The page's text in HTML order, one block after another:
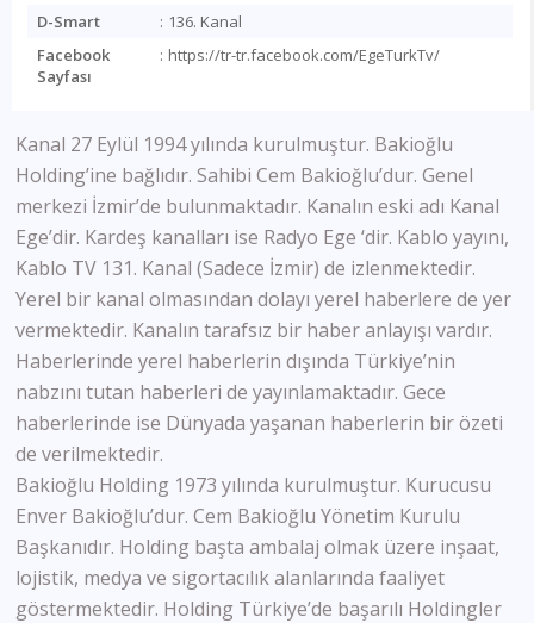
D-Smart
: 136. Kanal
Facebook
Sayfası
: https://tr-tr.facebook.com/EgeTurkTv/
Kanal 27 Eylül 1994 yılında kurulmuştur. Bakioğlu
Holding’ine bağlıdır. Sahibi Cem Bakioğlu’dur. Genel
merkezi İzmir’de bulunmaktadır. Kanalın eski adı Kanal
Ege’dir. Kardeş kanalları ise Radyo Ege ‘dir. Kablo yayını,
Kablo TV 131. Kanal (Sadece İzmir) de izlenmektedir.
Yerel bir kanal olmasından dolayı yerel haberlere de yer
vermektedir. Kanalın tarafsız bir haber anlayışı vardır.
Haberlerinde yerel haberlerin dışında Türkiye’nin
nabzını tutan haberleri de yayınlamaktadır. Gece
haberlerinde ise Dünyada yaşanan haberlerin bir özeti
de verilmektedir.
Bakioğlu Holding 1973 yılında kurulmuştur. Kurucusu
Enver Bakioğlu’dur. Cem Bakioğlu Yönetim Kurulu
Başkanıdır. Holding başta ambalaj olmak üzere inşaat,
lojistik, medya ve sigortacılık alanlarında faaliyet
göstermektedir. Holding Türkiye’de başarılı Holdingler